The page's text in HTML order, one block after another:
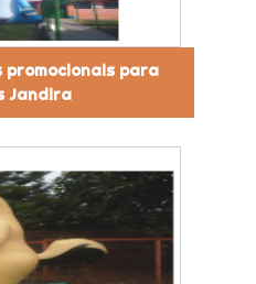
promocionais para
Jandira